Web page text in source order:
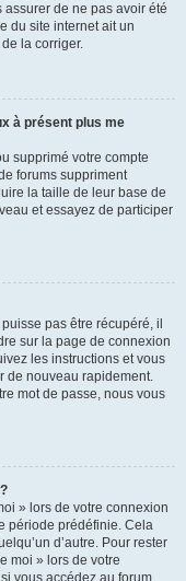
de ne pas avoir été
du site internet ait un
la corriger.
à présent plus me
supprimé votre compte
forums suppriment
la taille de leur base de
et essayez de participer
pas être récupéré, il
sur la page de connexion
les instructions et vous
de nouveau rapidement.
mot de passe, nous vous
» lors de votre connexion
période prédéfinie. Cela
d’autre. Pour rester
moi » lors de votre
vous accédez au forum